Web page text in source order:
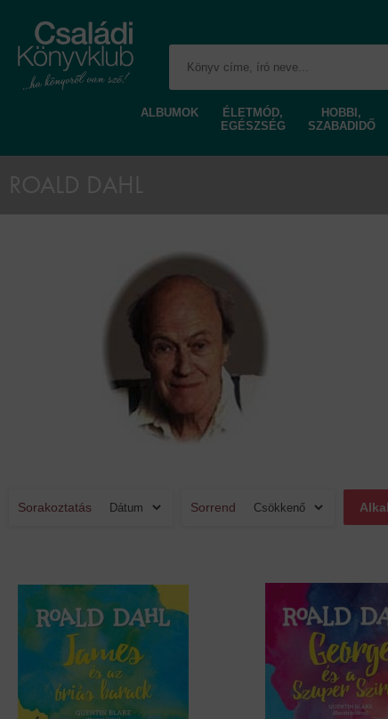
ALBUMOK
ÉLETMÓD,
EGÉSZSÉG
HOBBI,
SZABADIDŐ
Sorakoztatás Sorrend